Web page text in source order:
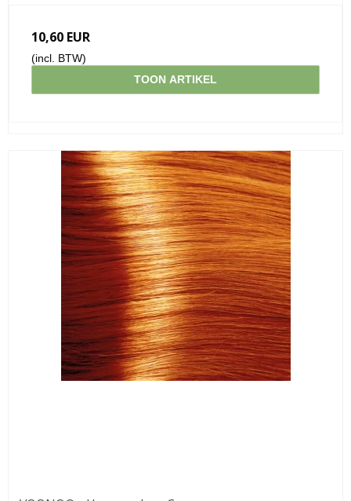
10,60 EUR
(incl. BTW)
TOON ARTIKEL